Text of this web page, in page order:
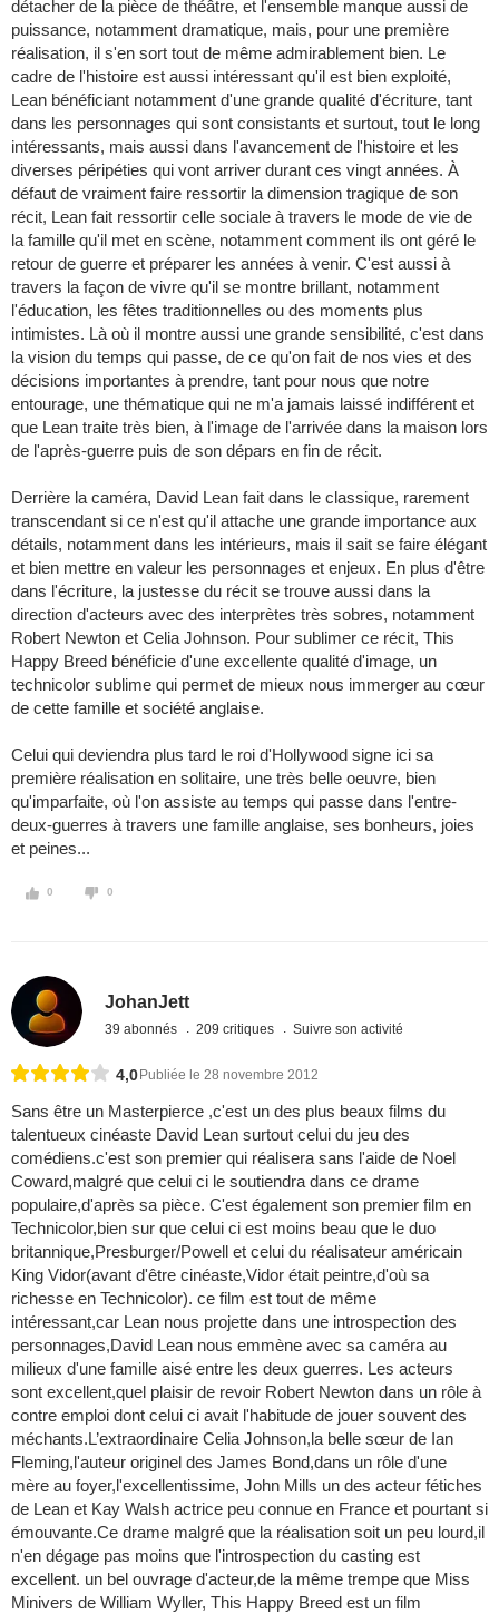
détacher de la pièce de théâtre, et l'ensemble manque aussi de
puissance, notamment dramatique, mais, pour une première
réalisation, il s'en sort tout de même admirablement bien. Le
cadre de l'histoire est aussi intéressant qu'il est bien exploité,
Lean bénéficiant notamment d'une grande qualité d'écriture, tant
dans les personnages qui sont consistants et surtout, tout le long
intéressants, mais aussi dans l'avancement de l'histoire et les
diverses péripéties qui vont arriver durant ces vingt années. À
défaut de vraiment faire ressortir la dimension tragique de son
récit, Lean fait ressortir celle sociale à travers le mode de vie de
la famille qu'il met en scène, notamment comment ils ont géré le
retour de guerre et préparer les années à venir. C'est aussi à
travers la façon de vivre qu'il se montre brillant, notamment
l'éducation, les fêtes traditionnelles ou des moments plus
intimistes. Là où il montre aussi une grande sensibilité, c'est dans
la vision du temps qui passe, de ce qu'on fait de nos vies et des
décisions importantes à prendre, tant pour nous que notre
entourage, une thématique qui ne m'a jamais laissé indifférent et
que Lean traite très bien, à l'image de l'arrivée dans la maison lors
de l'après-guerre puis de son dépars en fin de récit.
Derrière la caméra, David Lean fait dans le classique, rarement
transcendant si ce n'est qu'il attache une grande importance aux
détails, notamment dans les intérieurs, mais il sait se faire élégant
et bien mettre en valeur les personnages et enjeux. En plus d'être
dans l'écriture, la justesse du récit se trouve aussi dans la
direction d'acteurs avec des interprètes très sobres, notamment
Robert Newton et Celia Johnson. Pour sublimer ce récit, This
Happy Breed bénéficie d'une excellente qualité d'image, un
technicolor sublime qui permet de mieux nous immerger au cœur
de cette famille et société anglaise.
Celui qui deviendra plus tard le roi d'Hollywood signe ici sa
première réalisation en solitaire, une très belle oeuvre, bien
qu'imparfaite, où l'on assiste au temps qui passe dans l'entre-
deux-guerres à travers une famille anglaise, ses bonheurs, joies
et peines...
0 0
JohanJett
39 abonnés 209 critiques Suivre son activité
4,0 Publiée le 28 novembre 2012
Sans être un Masterpierce ,c'est un des plus beaux films du
talentueux cinéaste David Lean surtout celui du jeu des
comédiens.c'est son premier qui réalisera sans l'aide de Noel
Coward,malgré que celui ci le soutiendra dans ce drame
populaire,d'après sa pièce. C'est également son premier film en
Technicolor,bien sur que celui ci est moins beau que le duo
britannique,Presburger/Powell et celui du réalisateur américain
King Vidor(avant d'être cinéaste,Vidor était peintre,d'où sa
richesse en Technicolor). ce film est tout de même
intéressant,car Lean nous projette dans une introspection des
personnages,David Lean nous emmène avec sa caméra au
milieux d'une famille aisé entre les deux guerres. Les acteurs
sont excellent,quel plaisir de revoir Robert Newton dans un rôle à
contre emploi dont celui ci avait l'habitude de jouer souvent des
méchants.L’extraordinaire Celia Johnson,la belle sœur de Ian
Fleming,l'auteur originel des James Bond,dans un rôle d'une
mère au foyer,l'excellentissime, John Mills un des acteur fétiches
de Lean et Kay Walsh actrice peu connue en France et pourtant si
émouvante.Ce drame malgré que la réalisation soit un peu lourd,il
n'en dégage pas moins que l'introspection du casting est
excellent. un bel ouvrage d'acteur,de la même trempe que Miss
Minivers de William Wyller, This Happy Breed est un film